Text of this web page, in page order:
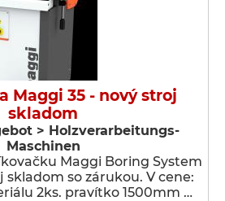
Maggi 35 - nový stroj
skladom
> Holzverarbeitungs-
Maschinen
Maggi Boring System
skladom so zárukou. V cene:
2ks. pravítko 1500mm …